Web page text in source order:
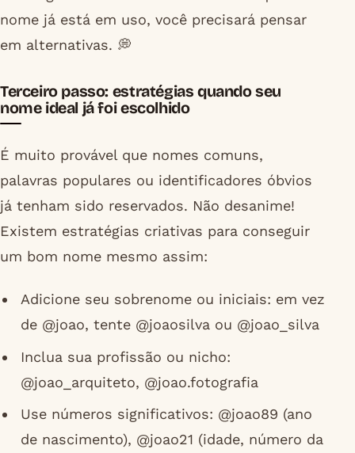
nome já está em uso, você precisará pensar
em alternativas. 💭
Terceiro passo: estratégias quando seu
nome ideal já foi escolhido
É muito provável que nomes comuns,
palavras populares ou identificadores óbvios
já tenham sido reservados. Não desanime!
Existem estratégias criativas para conseguir
um bom nome mesmo assim:
Adicione seu sobrenome ou iniciais: em vez
de @joao, tente @joaosilva ou @joao_silva
Inclua sua profissão ou nicho:
@joao_arquiteto, @joao.fotografia
Use números significativos: @joao89 (ano
de nascimento), @joao21 (idade, número da